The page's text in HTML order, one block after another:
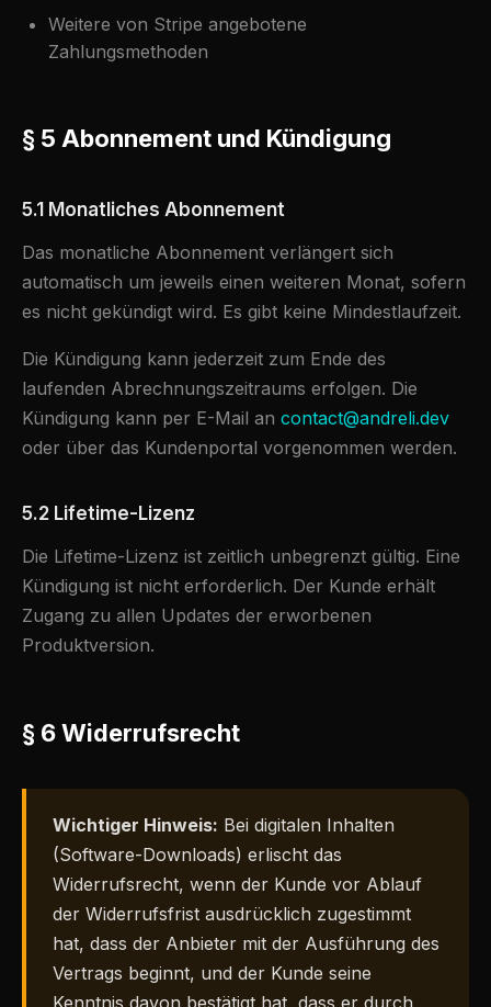
Weitere von Stripe angebotene
Zahlungsmethoden
§ 5 Abonnement und Kündigung
5.1 Monatliches Abonnement
Das monatliche Abonnement verlängert sich
automatisch um jeweils einen weiteren Monat, sofern
es nicht gekündigt wird. Es gibt keine Mindestlaufzeit.
Die Kündigung kann jederzeit zum Ende des
laufenden Abrechnungszeitraums erfolgen. Die
Kündigung kann per E-Mail an contact@andreli.dev
oder über das Kundenportal vorgenommen werden.
5.2 Lifetime-Lizenz
Die Lifetime-Lizenz ist zeitlich unbegrenzt gültig. Eine
Kündigung ist nicht erforderlich. Der Kunde erhält
Zugang zu allen Updates der erworbenen
Produktversion.
§ 6 Widerrufsrecht
Wichtiger Hinweis: Bei digitalen Inhalten
(Software-Downloads) erlischt das
Widerrufsrecht, wenn der Kunde vor Ablauf
der Widerrufsfrist ausdrücklich zugestimmt
hat, dass der Anbieter mit der Ausführung des
Vertrags beginnt, und der Kunde seine
Kenntnis davon bestätigt hat, dass er durch